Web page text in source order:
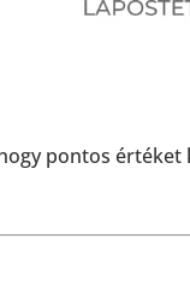
pontos